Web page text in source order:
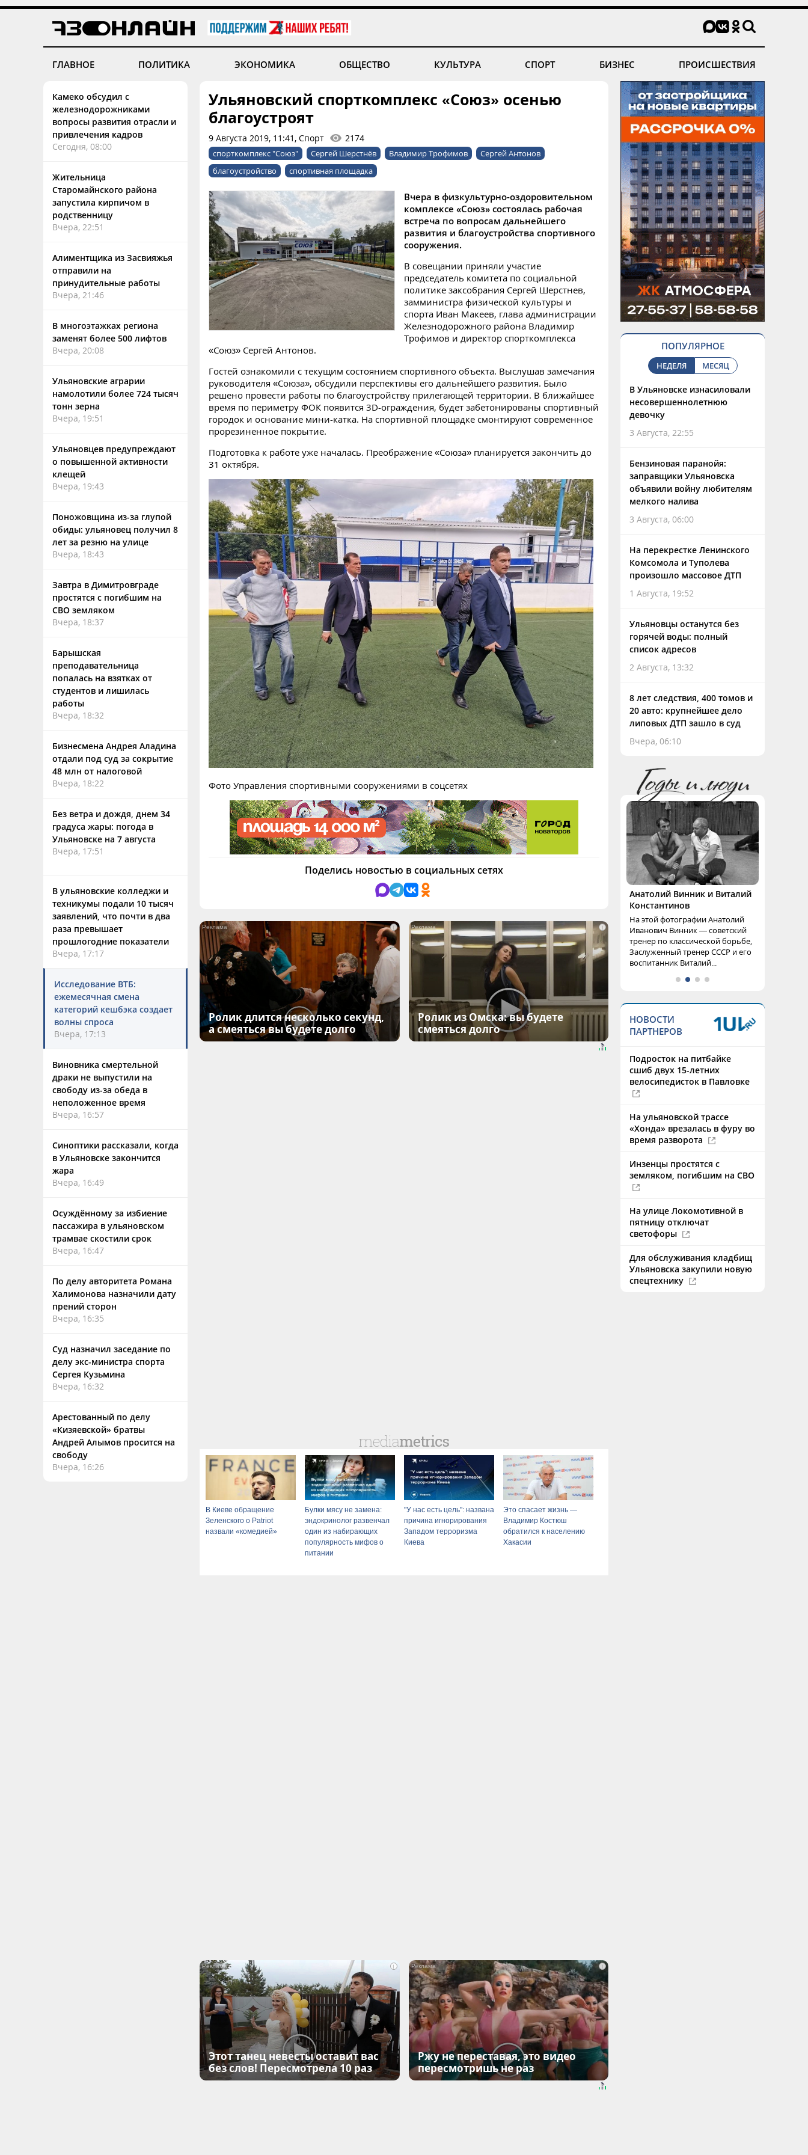
ГЛАВНОЕ ПОЛИТИКА ЭКОНОМИКА ОБЩЕСТВО КУЛЬТУРА СПОРТ БИЗНЕС ПРОИСШЕСТВИЯ
Камеко обсудил с
железнодорожниками
вопросы развития отрасли и
привлечения кадров
Сегодня, 08:00
Жительница
Старомайнского района
запустила кирпичом в
родственницу
Вчера, 22:51
Алиментщика из Засвияжья
отправили на
принудительные работы
Вчера, 21:46
В многоэтажках региона
заменят более 500 лифтов
Вчера, 20:08
Ульяновские аграрии
намолотили более 724 тысяч
тонн зерна
Вчера, 19:51
Ульяновцев предупреждают
о повышенной активности
клещей
Вчера, 19:43
Поножовщина из-за глупой
обиды: ульяновец получил 8
лет за резню на улице
Вчера, 18:43
Завтра в Димитровграде
простятся с погибшим на
СВО земляком
Вчера, 18:37
Барышская
преподавательница
попалась на взятках от
студентов и лишилась
работы
Вчера, 18:32
Бизнесмена Андрея Аладина
отдали под суд за сокрытие
48 млн от налоговой
Вчера, 18:22
Без ветра и дождя, днем 34
градуса жары: погода в
Ульяновске на 7 августа
Вчера, 17:51
В ульяновские колледжи и
техникумы подали 10 тысяч
заявлений, что почти в два
раза превышает
прошлогодние показатели
Вчера, 17:17
Исследование ВТБ:
ежемесячная смена
категорий кешбэка создает
волны спроса
Вчера, 17:13
Виновника смертельной
драки не выпустили на
свободу из-за обеда в
неположенное время
Вчера, 16:57
Синоптики рассказали, когда
в Ульяновске закончится
жара
Вчера, 16:49
Осуждённому за избиение
пассажира в ульяновском
трамвае скостили срок
Вчера, 16:47
По делу авторитета Романа
Халимонова назначили дату
прений сторон
Вчера, 16:35
Суд назначил заседание по
делу экс-министра спорта
Сергея Кузьмина
Вчера, 16:32
Арестованный по делу
«Кизяевской» братвы
Андрей Алымов просится на
свободу
Вчера, 16:26
Ульяновский спорткомплекс «Союз» осенью
благоустроят
9 Августа 2019, 11:41, Спорт 2174
спорткомплекс "Союз" Сергей Шерстнёв Владимир Трофимов
Сергей Антонов
благоустройство
спортивная площадка
Вчера в физкультурно-оздоровительном
комплексе «Союз» состоялась рабочая
встреча по вопросам дальнейшего
развития и благоустройства спортивного
сооружения.
В совещании приняли участие
председатель комитета по социальной
политике заксобрания Сергей Шерстнев,
замминистра физической культуры и
спорта Иван Макеев, глава администрации
Железнодорожного района Владимир
Трофимов и директор спорткомплекса
«Союз» Сергей Антонов.
Гостей ознакомили с текущим состоянием спортивного объекта. Выслушав замечания
руководителя «Союза», обсудили перспективы его дальнейшего развития. Было
решено провести работы по благоустройству прилегающей территории. В ближайшее
время по периметру ФОК появится 3D-ограждения, будет забетонированы спортивный
городок и основание мини-катка. На спортивной площадке смонтируют современное
прорезиненное покрытие.
Подготовка к работе уже началась. Преображение «Союза» планируется закончить до
31 октября.
Фото Управления спортивными сооружениями в соцсетях
Поделись новостью в социальных сетях
i
Ролик длится несколько секунд,
а смеяться вы будете долго
i
Ролик из Омска: вы будете
смеяться долго
В Киеве обращение
Зеленского о Patriot
назвали «комедией»
Булки мясу не замена:
эндокринолог развенчал
один из набирающих
популярность мифов о
питании
"У нас есть цель": названа
причина игнорирования
Западом терроризма
Киева
Это спасает жизнь —
Владимир Костюш
обратился к населению
Хакасии
i
Этот танец невесты оставит вас
без слов! Пересмотрела 10 раз
i
Ржу не переставая, это видео
пересмотришь не раз
ПОПУЛЯРНОЕ
НЕДЕЛЯ МЕСЯЦ
В Ульяновске изнасиловали
несовершеннолетнюю
девочку
3 Августа, 22:55
Бензиновая паранойя:
заправщики Ульяновска
объявили войну любителям
мелкого налива
3 Августа, 06:00
На перекрестке Ленинского
Комсомола и Туполева
произошло массовое ДТП
1 Августа, 19:52
Ульяновцы останутся без
горячей воды: полный
список адресов
2 Августа, 13:32
8 лет следствия, 400 томов и
20 авто: крупнейшее дело
липовых ДТП зашло в суд
Вчера, 06:10
Анатолий Винник и Виталий
Константинов
На этой фотографии Анатолий
Иванович Винник — советский
тренер по классической борьбе,
Заслуженный тренер СССР и его
воспитанник Виталий...
НОВОСТИ
ПАРТНЕРОВ
Подросток на питбайке
сшиб двух 15-летних
велосипедисток в Павловке
На ульяновской трассе
«Хонда» врезалась в фуру во
время разворота
Инзенцы простятся с
земляком, погибшим на СВО
На улице Локомотивной в
пятницу отключат
светофоры
Для обслуживания кладбищ
Ульяновска закупили новую
спецтехнику